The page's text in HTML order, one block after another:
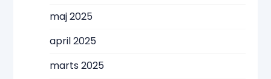
maj 2025
april 2025
marts 2025